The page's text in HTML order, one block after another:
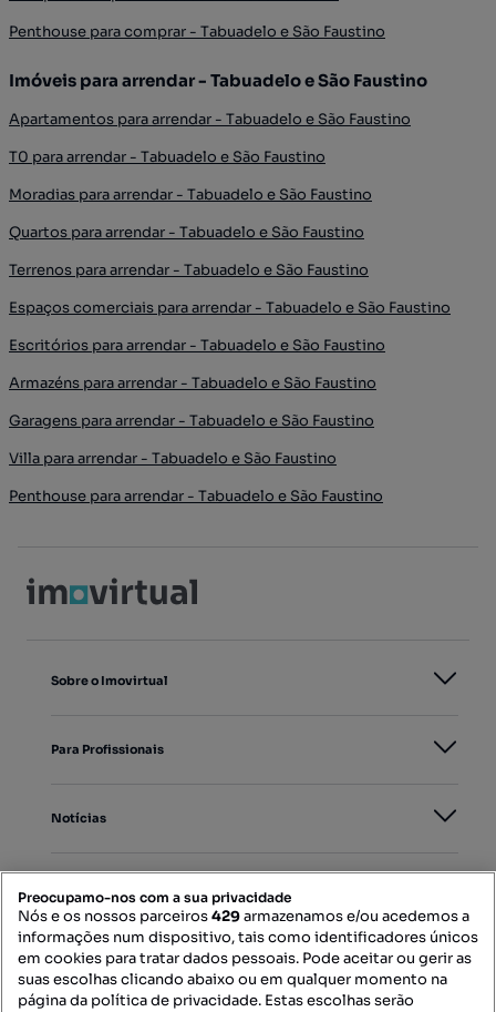
Penthouse para comprar - Tabuadelo e São Faustino
Imóveis para arrendar - Tabuadelo e São Faustino
Apartamentos para arrendar - Tabuadelo e São Faustino
T0 para arrendar - Tabuadelo e São Faustino
Moradias para arrendar - Tabuadelo e São Faustino
Quartos para arrendar - Tabuadelo e São Faustino
Terrenos para arrendar - Tabuadelo e São Faustino
Espaços comerciais para arrendar - Tabuadelo e São Faustino
Escritórios para arrendar - Tabuadelo e São Faustino
Armazéns para arrendar - Tabuadelo e São Faustino
Garagens para arrendar - Tabuadelo e São Faustino
Villa para arrendar - Tabuadelo e São Faustino
Penthouse para arrendar - Tabuadelo e São Faustino
Sobre o Imovirtual
Para Profissionais
Notícias
Mapa do Site
Preocupamo-nos com a sua privacidade
Nós e os nossos parceiros429armazenamos e/ou acedemos a
informações num dispositivo, tais como identificadores únicos
em cookies para tratar dados pessoais. Pode aceitar ou gerir as
suas escolhas clicando abaixo ou em qualquer momento na
página da política de privacidade. Estas escolhas serão